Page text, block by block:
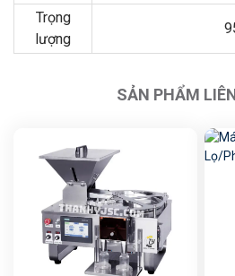
Trọng
lượng
SẢN PHẨM